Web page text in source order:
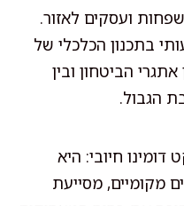
ועסקים לאזור.
בתכנון הכלכלי של
הביטחון ובין
הגבול.
חיובי: היא
מקומיים, מסייעת